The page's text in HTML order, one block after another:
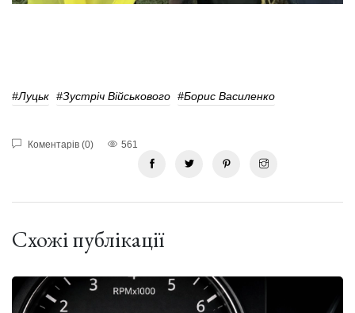
#Луцьк #Зустріч Військового #Борис Василенко
Коментарів (0) 561
Схожі публікації